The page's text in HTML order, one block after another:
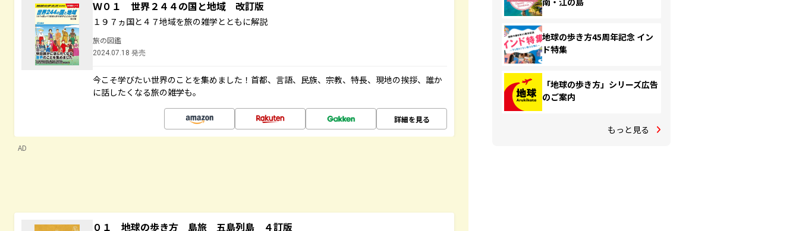
Ｗ０１ 世界２４４の国と地域 改訂版
１９７ヵ国と４７地域を旅の雑学とともに解説
旅の図鑑
2024.07.18 発売
今こそ学びたい世界のことを集めました！首都、言語、民族、宗教、特長、現地の挨拶、誰か
に話したくなる旅の雑学も。
詳細を見る
AD
０１ 地球の歩き方 島旅 五島列島 ４訂版
地球の歩き方45周年記念 イン
ド特集
「地球の歩き方」シリーズ広告
のご案内
もっと見る